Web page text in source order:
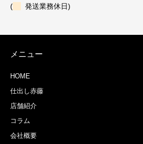
(
発送業務休日)
メニュー
HOME
仕出し赤藤
店舗紹介
コラム
会社概要